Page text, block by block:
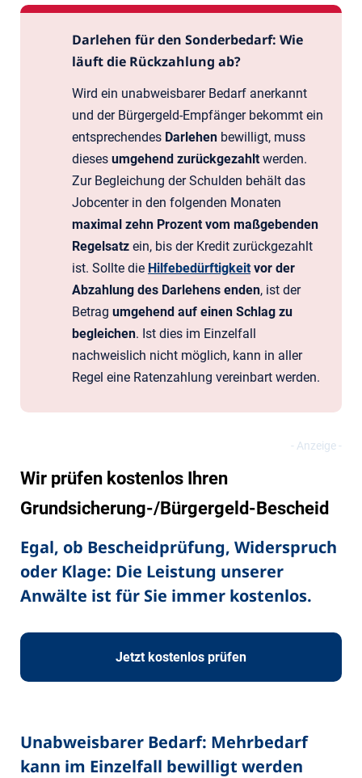
Darlehen für den Sonderbedarf: Wie
läuft die Rückzahlung ab?
Wird ein unabweisbarer Bedarf anerkannt
und der Bürgergeld-Empfänger bekommt ein
entsprechendes Darlehen bewilligt, muss
dieses umgehend zurückgezahltwerden.
Zur Begleichung der Schulden behält das
Jobcenter in den folgenden Monaten
maximal zehn Prozent vom maßgebenden
Regelsatz ein, bis der Kredit zurückgezahlt
ist. Sollte die Hilfebedürftigkeitvor der
Abzahlung des Darlehens enden, ist der
Betrag umgehend auf einen Schlag zu
begleichen. Ist dies im Einzelfall
nachweislich nicht möglich, kann in aller
Regel eine Ratenzahlung vereinbart werden.
Wir prüfen kostenlos Ihren
Grundsicherung-/Bürgergeld-Bescheid
Egal, ob Bescheidprüfung, Widerspruch
oder Klage: Die Leistung unserer
Anwälte ist für Sie immer kostenlos.
Jetzt kostenlos prüfen
Unabweisbarer Bedarf: Mehrbedarf
kann im Einzelfall bewilligt werden